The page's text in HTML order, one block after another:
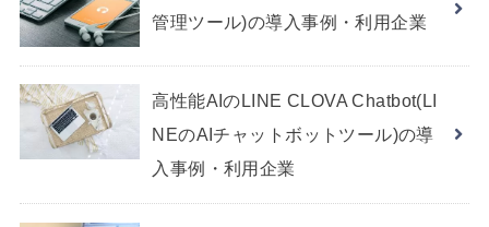
管理ツール)の導入事例・利用企業
高性能AIのLINE CLOVA Chatbot(LI
NEのAIチャットボットツール)の導
入事例・利用企業